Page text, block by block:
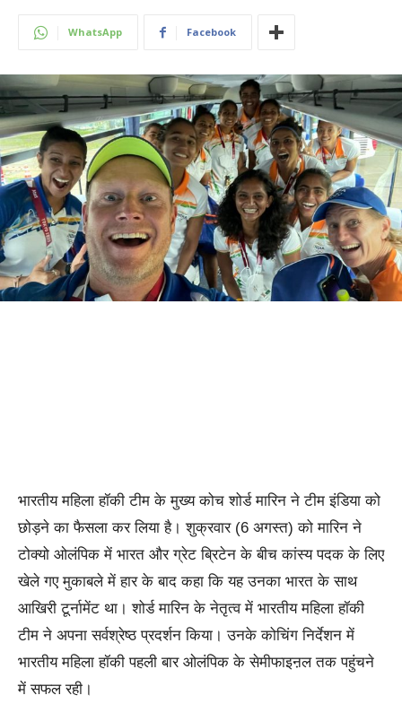
WhatsApp Facebook
भारतीय महिला हॉकी टीम के मुख्य कोच शोर्ड मारिन ने टीम इंडिया को
छोड़ने का फैसला कर लिया है। शुक्रवार (6 अगस्त) को मारिन ने
टोक्यो ओलंपिक में भारत और ग्रेट ब्रिटेन के बीच कांस्य पदक के लिए
खेले गए मुकाबले में हार के बाद कहा कि यह उनका भारत के साथ
आखिरी टूर्नामेंट था। शोर्ड मारिन के नेतृत्व में भारतीय महिला हॉकी
टीम ने अपना सर्वश्रेष्ठ प्रदर्शन किया। उनके कोचिंग निर्देशन में
भारतीय महिला हॉकी पहली बार ओलंपिक के सेमीफाइऩल तक पहुंचने
में सफल रही।